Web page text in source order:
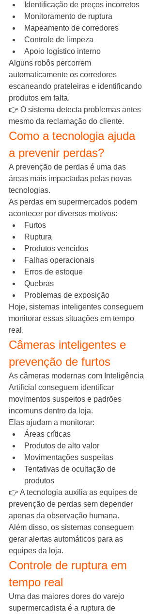
Identificação de preços incorretos
Monitoramento de ruptura
Mapeamento de corredores
Controle de limpeza
Apoio logístico interno
Alguns robôs percorrem
automaticamente os corredores
escaneando prateleiras e identificando
produtos em falta.
👉 O sistema detecta problemas antes
mesmo da reclamação do cliente.
Como a tecnologia ajuda
a prevenir perdas?
A prevenção de perdas é uma das
áreas mais impactadas pelas novas
tecnologias.
As perdas em supermercados podem
acontecer por diversos motivos:
Furtos
Ruptura
Produtos vencidos
Falhas operacionais
Erros de estoque
Quebras
Problemas de exposição
Hoje, sistemas inteligentes conseguem
monitorar essas situações em tempo
real.
Câmeras inteligentes e
prevenção de furtos
As câmeras modernas com Inteligência
Artificial conseguem identificar
movimentos suspeitos e padrões
incomuns dentro da loja.
Elas ajudam a monitorar:
Áreas críticas
Produtos de alto valor
Movimentações suspeitas
Tentativas de ocultação de
produtos
👉 A tecnologia auxilia as equipes de
prevenção de perdas sem depender
apenas da observação humana.
Além disso, os sistemas conseguem
gerar alertas automáticos para as
equipes da loja.
Controle de ruptura em
tempo real
Uma das maiores dores do varejo
supermercadista é a ruptura de